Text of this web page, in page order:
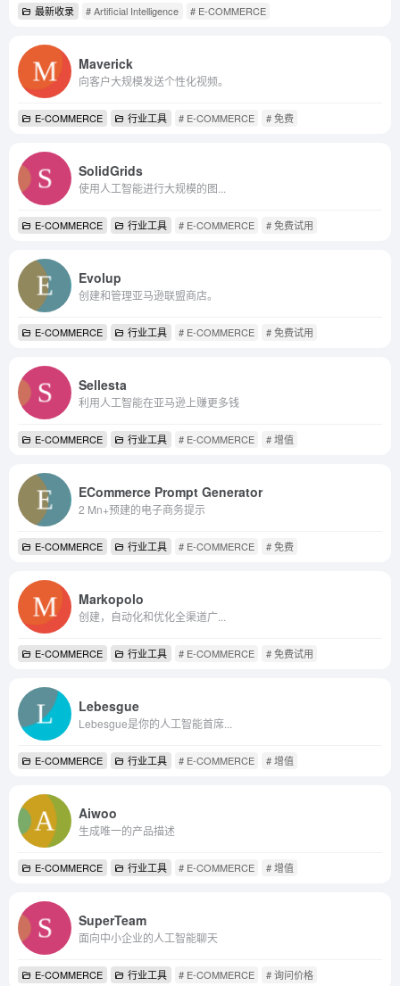
最新收录 # Artificial Intelligence # E-COMMERCE
Maverick
向客户大规模发送个性化视频。
E-COMMERCE 行业工具 # E-COMMERCE # 免费
SolidGrids
使用人工智能进行大规模的图...
E-COMMERCE 行业工具 # E-COMMERCE # 免费试用
Evolup
创建和管理亚马逊联盟商店。
E-COMMERCE 行业工具 # E-COMMERCE # 免费试用
Sellesta
利用人工智能在亚马逊上赚更多钱
E-COMMERCE 行业工具 # E-COMMERCE # 增值
ECommerce Prompt Generator
2 Mn+预建的电子商务提示
E-COMMERCE 行业工具 # E-COMMERCE # 免费
Markopolo
创建，自动化和优化全渠道广...
E-COMMERCE 行业工具 # E-COMMERCE # 免费试用
Lebesgue
Lebesgue是你的人工智能首席...
E-COMMERCE 行业工具 # E-COMMERCE # 增值
Aiwoo
生成唯一的产品描述
E-COMMERCE 行业工具 # E-COMMERCE # 增值
SuperTeam
面向中小企业的人工智能聊天
E-COMMERCE 行业工具 # E-COMMERCE # 询问价格